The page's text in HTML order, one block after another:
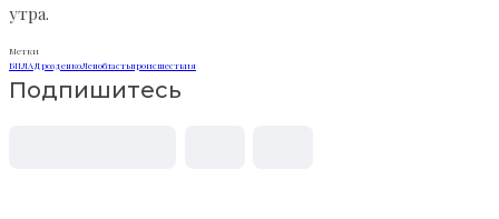
утра.
Метки
БПЛАДрозденкоЛенобластьпроисшествия
Подпишитесь